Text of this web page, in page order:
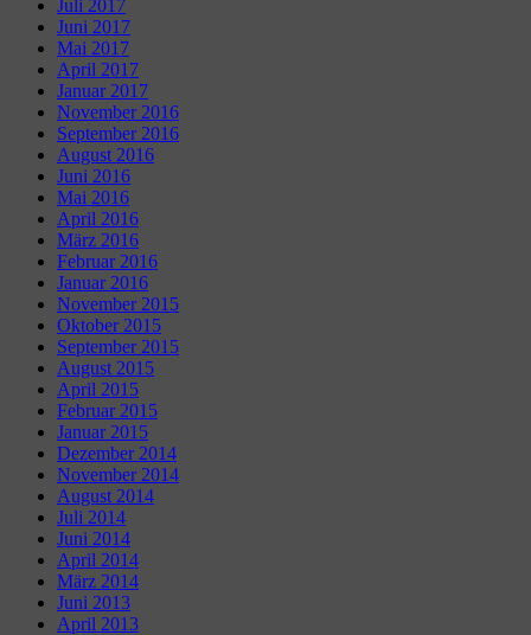
Juli 2017
Juni 2017
Mai 2017
April 2017
Januar 2017
November 2016
September 2016
August 2016
Juni 2016
Mai 2016
April 2016
März 2016
Februar 2016
Januar 2016
November 2015
Oktober 2015
September 2015
August 2015
April 2015
Februar 2015
Januar 2015
Dezember 2014
November 2014
August 2014
Juli 2014
Juni 2014
April 2014
März 2014
Juni 2013
April 2013